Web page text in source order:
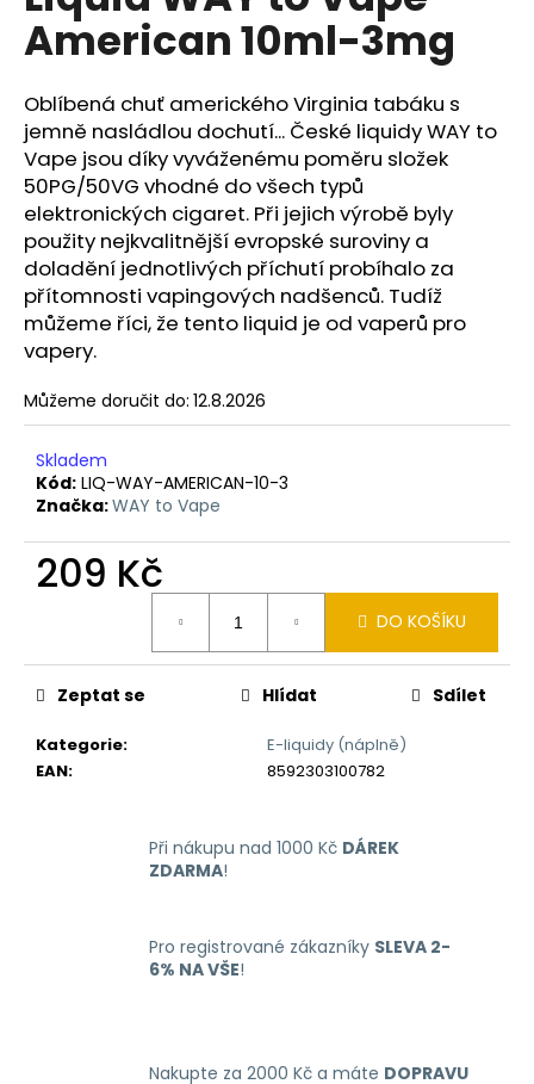
0,0
z
hvězdiček.
American 10ml-3mg
Oblíbená chuť amerického Virginia tabáku s
jemně nasládlou dochutí... České liquidy WAY to
Vape jsou díky vyváženému poměru složek
50PG/50VG vhodné do všech typů
elektronických cigaret. Při jejich výrobě byly
použity nejkvalitnější evropské suroviny a
doladění jednotlivých příchutí probíhalo za
přítomnosti vapingových nadšenců. Tudíž
můžeme říci, že tento liquid je od vaperů pro
vapery.
Můžeme doručit do: 12.8.2026
Skladem
Kód: LIQ-WAY-AMERICAN-10-3
Značka:WAY to Vape
209 Kč
DO KOŠÍKU
Kategorie:
E-liquidy (náplně)
EAN: 8592303100782
Zeptat se Hlídat Sdílet
Při nákupu nad 1000 Kč DÁREK
ZDARMA!
Pro registrované zákazníky SLEVA 2-
6% NA VŠE!
Nakupte za 2000 Kč a máte DOPRAVU
a
j
í
t
?
HLEDAT
o
p
o
u
č
u
e
LIO
NANO
PRO